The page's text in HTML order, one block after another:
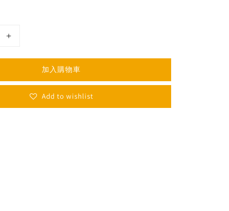
加入購物車
Add to wishlist